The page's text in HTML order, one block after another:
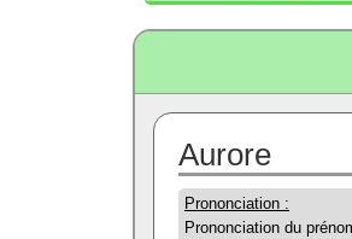
Aurore
Prononciation :
Prononciation du